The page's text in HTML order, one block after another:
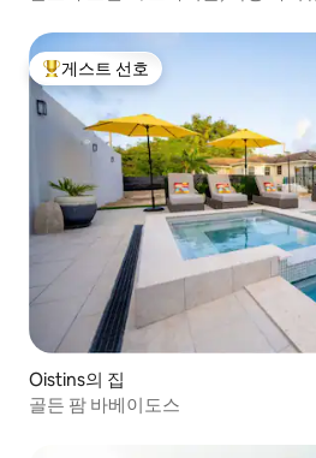
상위 게스트 선호
게스트 선호
Oistins의 집
골든 팜 바베이도스